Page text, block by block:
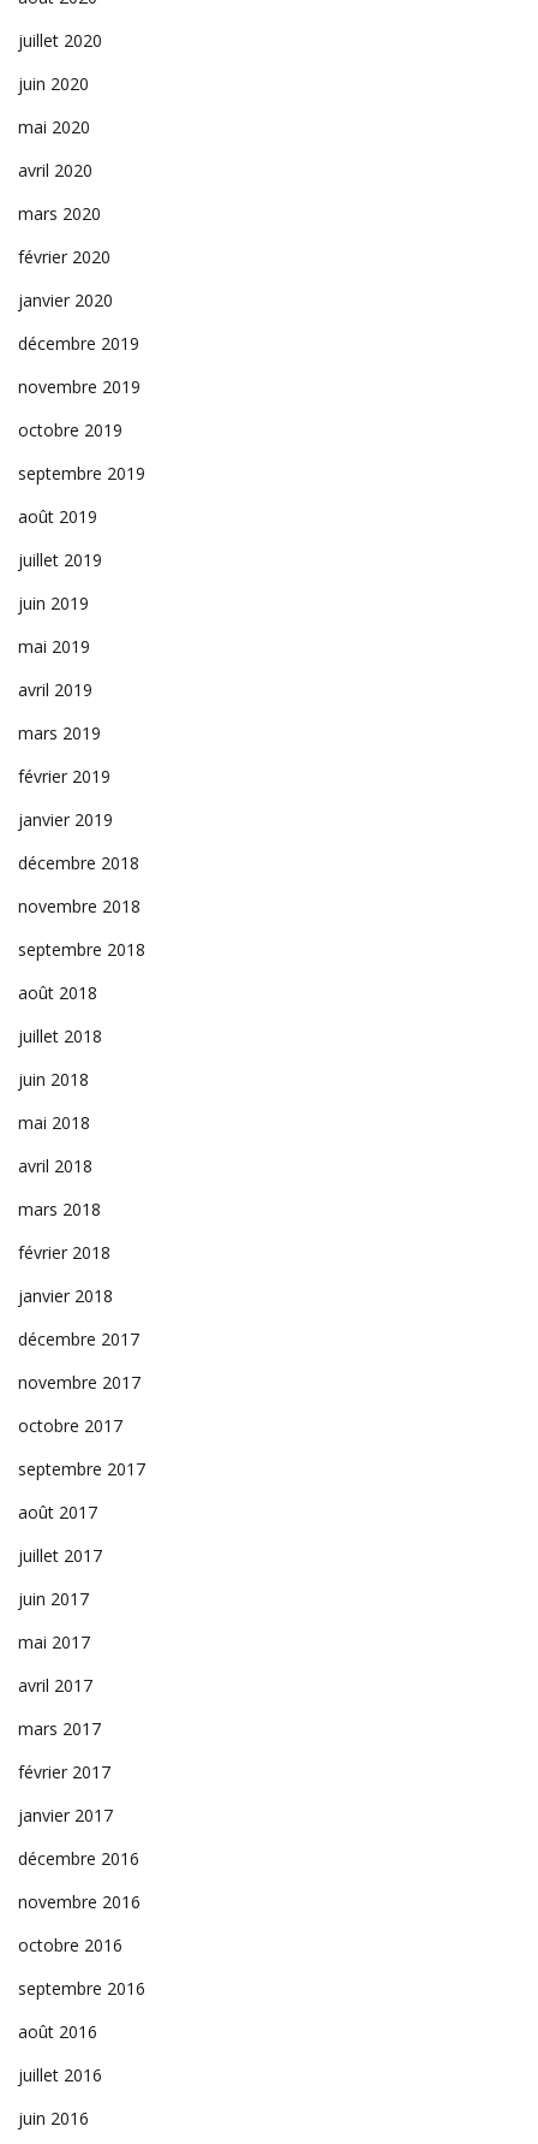
juillet 2020
juin 2020
mai 2020
avril 2020
mars 2020
février 2020
janvier 2020
décembre 2019
novembre 2019
octobre 2019
septembre 2019
août 2019
juillet 2019
juin 2019
mai 2019
avril 2019
mars 2019
février 2019
janvier 2019
décembre 2018
novembre 2018
septembre 2018
août 2018
juillet 2018
juin 2018
mai 2018
avril 2018
mars 2018
février 2018
janvier 2018
décembre 2017
novembre 2017
octobre 2017
septembre 2017
août 2017
juillet 2017
juin 2017
mai 2017
avril 2017
mars 2017
février 2017
janvier 2017
décembre 2016
novembre 2016
octobre 2016
septembre 2016
août 2016
juillet 2016
juin 2016